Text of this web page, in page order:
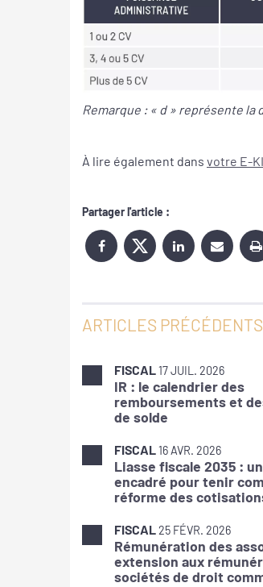
Remarque : « d » représente la
À lire également dans votre E-
Partager l'article :
ARTICLES PRÉCÉDENTS
FISCAL17 JUIL. 2026
IR : le calendrier des
remboursements et
de solde
FISCAL16 AVR. 2026
Liasse fiscale 2035 :
encadré pour tenir
réforme des
FISCAL25 FÉVR. 2026
Rémunération des
extension aux
sociétés de droit